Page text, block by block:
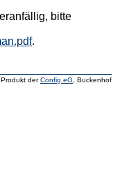
bitte
.
derConfig eG , Buckenhof